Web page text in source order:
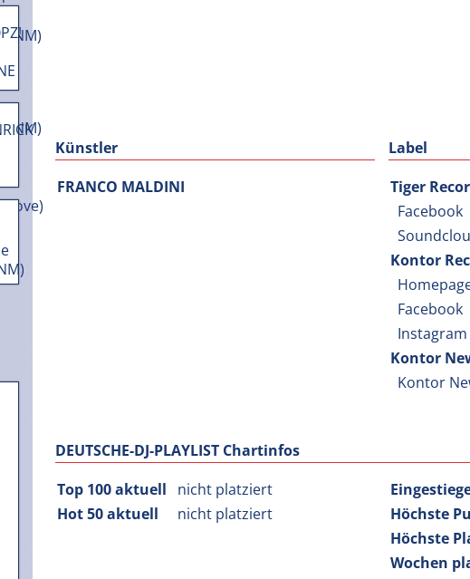
Künstler
FRANCO MALDINI
Label
Tiger
Facebook
Kontor
Facebook
Instagram
Kontor
Kontor
DEUTSCHE-DJ-PLAYLIST Chartinfos
Top 100 aktuell
nicht platziert
Hot 50 aktuell
nicht platziert
Höchste
Höchste
Wochen